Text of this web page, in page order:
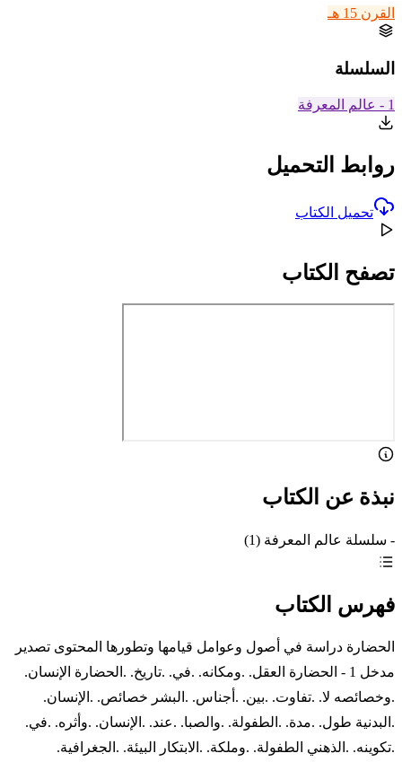
القرن 15 هـ
السلسلة
1 - عالم المعرفة
روابط التحميل
تحميل الكتاب
تصفح الكتاب
نبذة عن الكتاب
- سلسلة عالم المعرفة (1)
فهرس الكتاب
الحضارة دراسة في أصول وعوامل قيامها وتطورها المحتوى تصدير
مدخل 1 - الحضارة العقل. .ومكانه. .في. .تاريخ. .الحضارة الإنسان.
.وخصائصه لا. .تفاوت. .بين. .أجناس. .البشر خصائص. .الإنسان.
.البدنية طول. .مدة. .الطفولة. .والصبا. .عند. .الإنسان. .وأثره. .في.
.تكوينه. .الذهني الطفولة. .وملكة. .الابتكار البيئة. .الجغرافية.